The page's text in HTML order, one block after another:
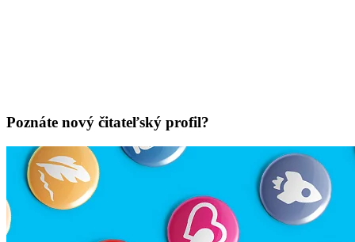
Poznáte nový čitateľský profil?